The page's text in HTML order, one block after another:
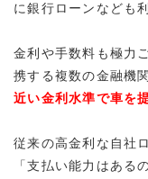
に銀行ローンなども
金利や手数料も極力
携する複数の金融機
近い金利水準で車を
従来の高金利な自社
「支払い能力はある